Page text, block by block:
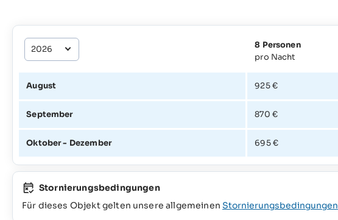
8 Personen
pro Nacht
August 925 €
September 870 €
Oktober - Dezember 695 €
Stornierungsbedingungen
Für dieses Objekt gelten unsere allgemeinenStornierungsbedingungen